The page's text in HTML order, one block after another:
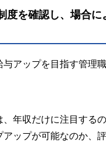
度を確認し、場合に
与アップを目指す管理
、年収だけに注目する
アップが可能なのか、